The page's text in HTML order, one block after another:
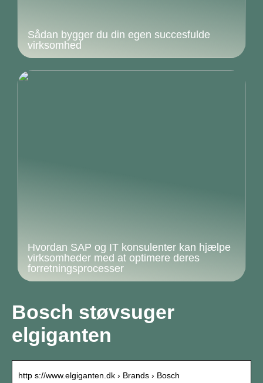
Sådan bygger du din egen succesfulde
virksomhed
Hvordan SAP og IT konsulenter kan hjælpe
virksomheder med at optimere deres
forretningsprocesser
Bosch støvsuger
elgiganten
http s://www.elgiganten.dk › Brands › Bosch